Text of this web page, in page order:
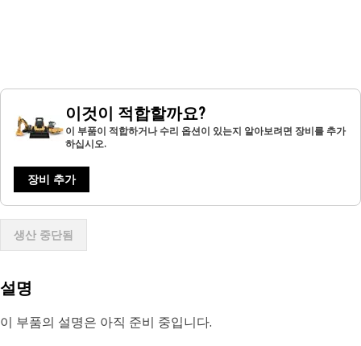
이것이 적합할까요?
이 부품이 적합하거나 수리 옵션이 있는지 알아보려면 장비를 추가
하십시오.
장비 추가
생산 중단됨
설명
이 부품의 설명은 아직 준비 중입니다.